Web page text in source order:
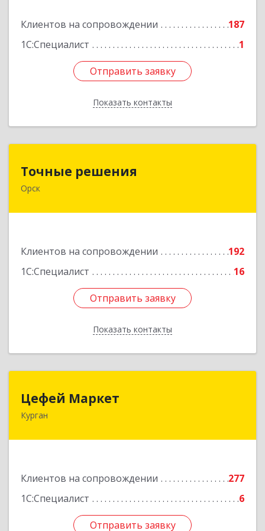
Клиентов на сопровождении
187
1С:Специалист
1
Отправить заявку
Показать контакты
Отправить заявку
Назад
Точные решения
Орск
Клиентов на сопровождении
192
1С:Специалист
16
Отправить заявку
Показать контакты
Подробнее
Отправить заявку
Назад
Цефей Маркет
Курган
Клиентов на сопровождении
277
1С:Специалист
6
Отправить заявку
640002, Курганская обл, Курган г, М.Горького
Отправить заявку